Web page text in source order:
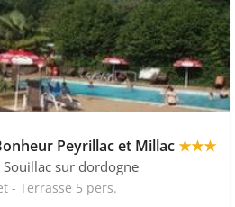
Campings.
MARTEL
avec wifi, 116 locations
et 22 bungalows proposant
le plusrecherché est le
?
vous pouvez tester les
Peyrillac et Millac★★★
Souillac sur dordogne
- Terrasse 5 pers.